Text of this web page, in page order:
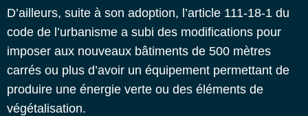
D’ailleurs, suite à son adoption, l’article 111-18-1 du
code de l’urbanisme a subi des modifications pour
imposer aux nouveaux bâtiments de 500 mètres
carrés ou plus d’avoir un équipement permettant de
produire une énergie verte ou des éléments de
végétalisation.